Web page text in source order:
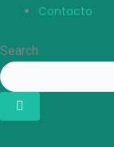
Contacto
Search